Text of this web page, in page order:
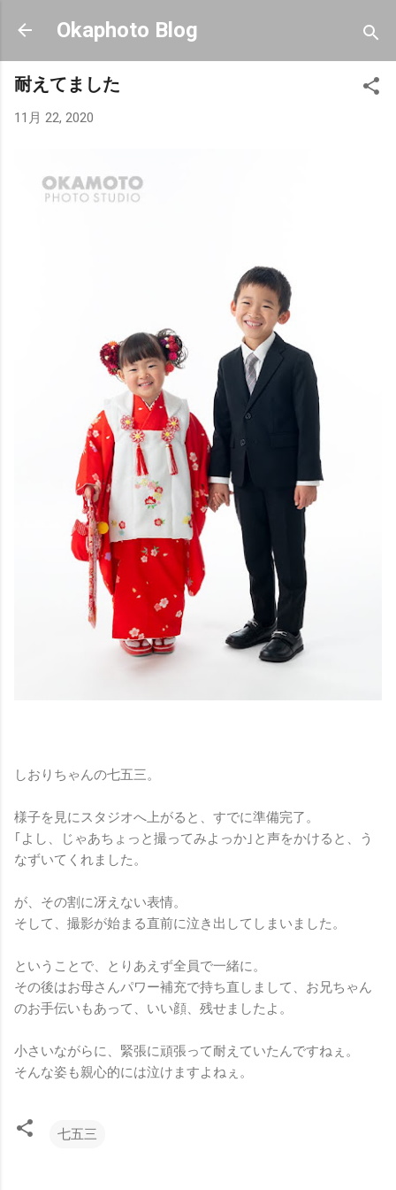
スキップしてメイン コンテンツに移動
Okaphoto Blog
耐えてました
11月 22, 2020
しおりちゃんの七五三。
様子を見にスタジオへ上がると、すでに準備完了。
｢よし、じゃあちょっと撮ってみよっか｣と声をかけると、う
なずいてくれました。
が、その割に冴えない表情。
そして、撮影が始まる直前に泣き出してしまいました。
ということで、とりあえず全員で一緒に。
その後はお母さんパワー補充で持ち直しまして、お兄ちゃん
のお手伝いもあって、いい顔、残せましたよ。
小さいながらに、緊張に頑張って耐えていたんですねぇ。
そんな姿も親心的には泣けますよねぇ。
七五三